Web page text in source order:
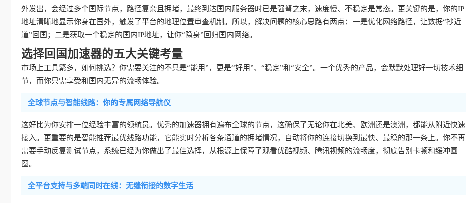
外发出，会经过多个国际节点，路径复杂且拥堵，最终到达国内服务器时已是强弩之末，速度慢、不稳定是常态。更关键的是，你的IP
地址清晰地显示你身在国外，触发了平台的地理位置审查机制。所以，解决问题的核心思路有两点：一是优化网络路径，让数据“抄近
道”回国；二是获取一个稳定的国内IP地址，让你“隐身”回归国内网络。
选择回国加速器的五大关键考量
市场上工具繁多，如何挑选？你需要关注的不只是“能用”，更是“好用”、“稳定”和“安全”。一个优秀的产品，会默默处理好一切技术细
节，而你只需享受和国内无异的流畅体验。
全球节点与智能线路：你的专属网络导航仪
这好比为你安排一位经验丰富的领航员。优秀的加速器拥有遍布全球的节点，这确保了无论你在北美、欧洲还是澳洲，都能从附近快速
接入。更重要的是智能推荐最优线路功能，它能实时分析各条通道的拥堵情况，自动将你的连接切换到最快、最稳的那一条上。你不再
需要手动反复测试节点，系统已经为你做出了最佳选择，从根源上保障了观看优酷视频、腾讯视频的流畅度，彻底告别卡顿和缓冲圆
圈。
全平台支持与多端同时在线：无缝衔接的数字生活